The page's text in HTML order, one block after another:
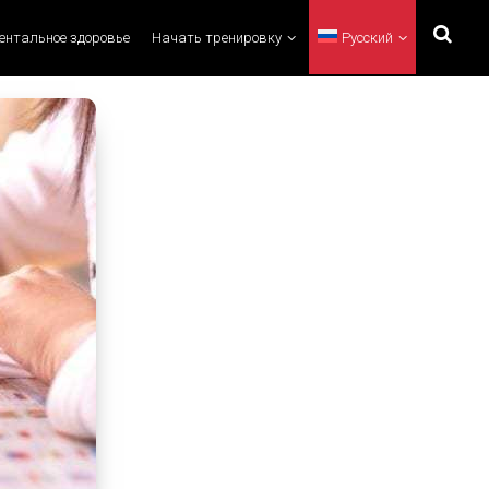
здоровье Начать тренировку Русский